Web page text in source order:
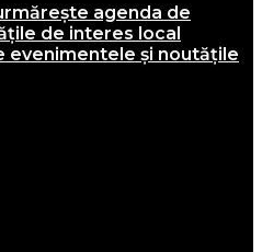
agenda de
de interes local
evenimentele și noutățile